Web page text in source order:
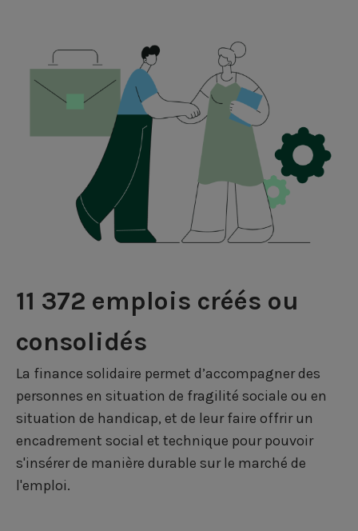
11 372 emplois créés ou
consolidés
La finance solidaire permet d’accompagner des
personnes en situation de fragilité sociale ou en
situation de handicap, et de leur faire offrir un
encadrement social et technique pour pouvoir
s'insérer de manière durable sur le marché de
l'emploi.